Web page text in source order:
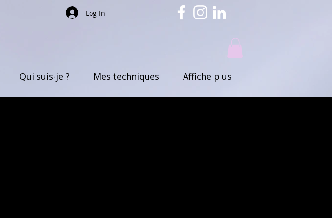
Log In
Qui suis-je ? Mes techniques Affiche plus